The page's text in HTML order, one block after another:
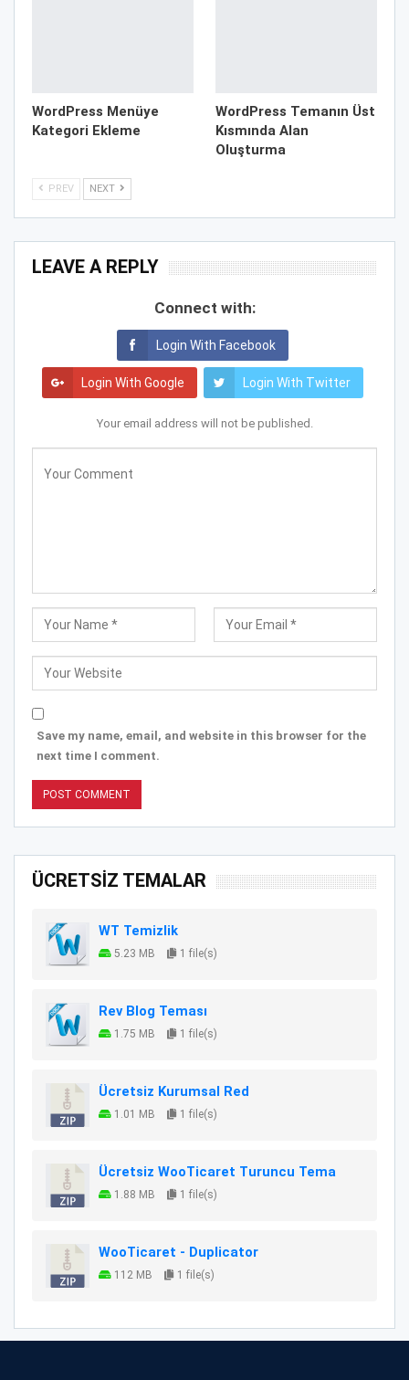
WordPress Menüye
Kategori Ekleme
WordPress Temanın Üst
Kısmında Alan
Oluşturma
PREV NEXT
LEAVE A REPLY
Connect with:
Login With Facebook
Login With Google Login With Twitter
Your email address will not be published.
Save my name, email, and website in this browser for the
next time I comment.
ÜCRETSİZ TEMALAR
WT Temizlik
5.23 MB 1 file(s)
Rev Blog Teması
1.75 MB 1 file(s)
Ücretsiz Kurumsal Red
1.01 MB 1 file(s)
Ücretsiz WooTicaret Turuncu Tema
1.88 MB 1 file(s)
WooTicaret - Duplicator
112 MB 1 file(s)